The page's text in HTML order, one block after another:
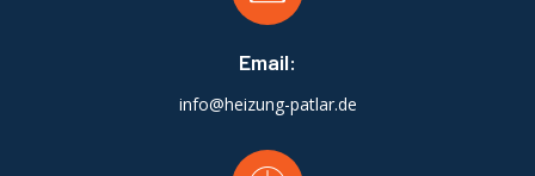
Email:
info@heizung-patlar.de